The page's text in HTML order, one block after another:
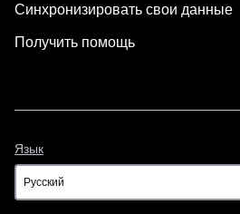
Синхронизировать свои данные
Получить помощь
Язык